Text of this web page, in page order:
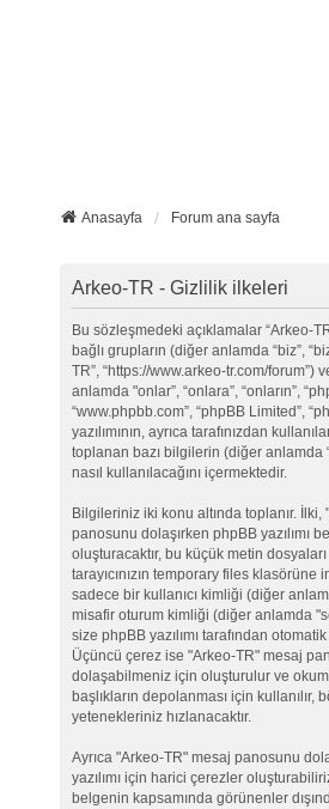
Anasayfa Forum ana sayfa
Arkeo-TR - Gizlilik ilkeleri
Bu sözleşmedeki açıklamalar “Arkeo-
bağlı grupların (diğer anlamda “biz”,
TR”, “https://www.arkeo-tr.com/forum”)
anlamda "onlar”, “onlara”, “onların”,
“www.phpbb.com”, “phpBB Limited”,
yazılımının, ayrıca tarafınızdan
toplanan bazı bilgilerin (diğer anlamda
nasıl kullanılacağını içermektedir.
Bilgileriniz iki konu altında toplanır. İlki,
panosunu dolaşırken phpBB yazılımı
oluşturacaktır, bu küçük metin
tarayıcınızın temporary files klasörüne
sadece bir kullanıcı kimliği (diğer
misafir oturum kimliği (diğer anlamda
size phpBB yazılımı tarafından
Üçüncü çerez ise "Arkeo-TR" mesaj
dolaşabilmeniz için oluşturulur ve
başlıkların depolanması için kullanılır,
yetenekleriniz hızlanacaktır.
Ayrıca "Arkeo-TR" mesaj panosunu
yazılımı için harici çerezler
belgenin kapsamında görünenler